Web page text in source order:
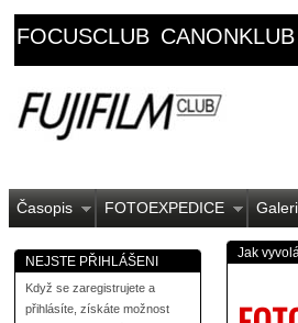
FOCUSCLUB CANONKLUB
Časopis FOTOEXPEDICE
NEJSTE PŘIHLÁŠENI
Když se zaregistrujete a
přihlásíte, získáte možnost
Jak